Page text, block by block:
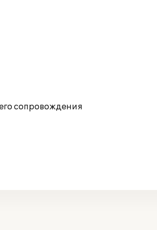
сопровождения